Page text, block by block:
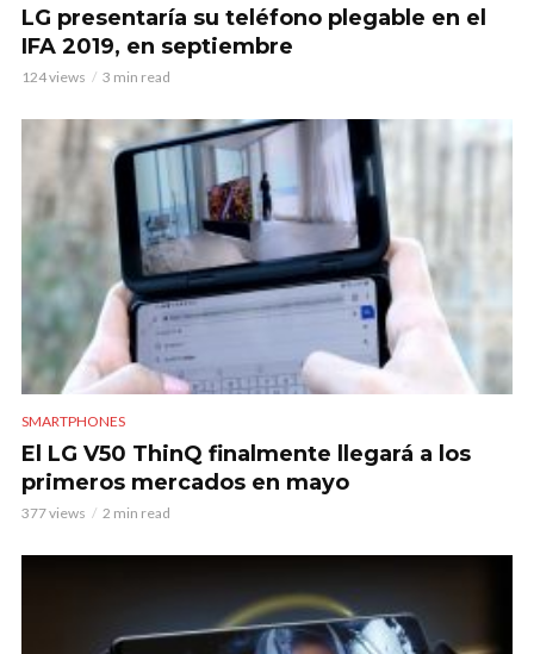
LG presentaría su teléfono plegable en el
IFA 2019, en septiembre
124 views 3 min read
SMARTPHONES
El LG V50 ThinQ finalmente llegará a los
primeros mercados en mayo
377 views 2 min read